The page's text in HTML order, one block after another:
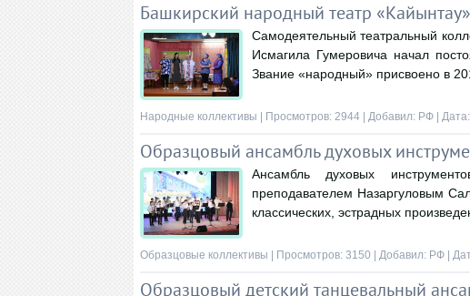
Башкирский народный театр
Самодеятельный театральный
Исмагила Гумеровича начал
Звание «народный» присвоено в
Народные коллективы | Просмотров: 2944 | Добавил: РФ | Дата:
Образцовый ансамбль духовых
Ансамбль духовых
преподавателем Назаргуловым
классических, эстрадных
Образцовые коллективы | Просмотров: 3150 | Добавил: РФ |
Образцовый детский танцевальный